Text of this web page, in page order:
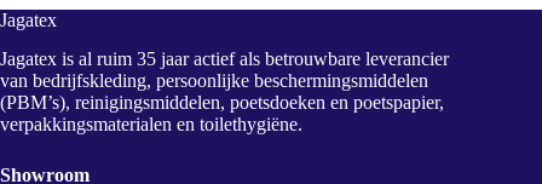
Jagatex
Jagatex is al ruim 35 jaar actief als betrouwbare leverancier
van bedrijfskleding, persoonlijke beschermingsmiddelen
(PBM’s), reinigingsmiddelen, poetsdoeken en poetspapier,
verpakkingsmaterialen en toilethygiëne.
Showroom